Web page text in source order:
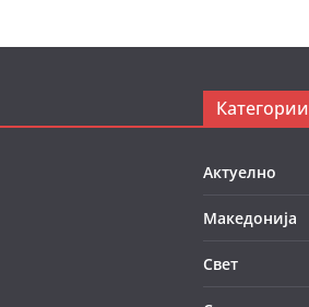
Категории
Актуелно
Македонија
Свет